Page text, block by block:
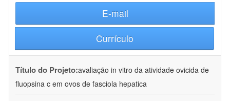
E-mail
Currículo
Título do Projeto:avaliação in vitro da atividade ovicida de
fluopsina c em ovos de fasciola hepatica